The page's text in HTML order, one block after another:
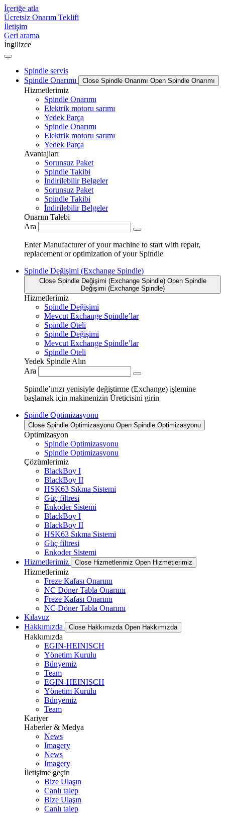
İçeriğe atla
Ücretsiz Onarım Teklifi
İletişim
Geri arama
İngilizce
Spindle servis
Spindle Onarımı
Close Spindle Onarımı Open Spindle Onarımı
Hizmetlerimiz
Spindle Onarımı
Elektrik motoru sarımı
Yedek Parça
Spindle Onarımı
Elektrik motoru sarımı
Yedek Parça
Avantajları
Sorunsuz Paket
Spindle Takibi
İndirilebilir Belgeler
Sorunsuz Paket
Spindle Takibi
İndirilebilir Belgeler
Onarım Talebi
Ara
Enter Manufacturer of your machine to start with repair,
replacement or optimization of your Spindle
Spindle Değişimi (Exchange Spindle)
Close Spindle Değişimi (Exchange Spindle) Open Spindle
Değişimi (Exchange Spindle)
Hizmetlerimiz
Spindle Değişimi
Mevcut Exchange Spindle’lar
Spindle Oteli
Spindle Değişimi
Mevcut Exchange Spindle’lar
Spindle Oteli
Yedek Spindle Alın
Ara
Spindle’ınızı yenisiyle değiştirme (Exchange) işlemine
başlamak için makinenizin Üreticisini girin
Spindle Optimizasyonu
Close Spindle Optimizasyonu Open Spindle Optimizasyonu
Optimizasyon
Spindle Optimizasyonu
Spindle Optimizasyonu
Çözümlerimiz
BlackBoy I
BlackBoy II
HSK63 Sıkma Sistemi
Güç filtresi
Enkoder Sistemi
BlackBoy I
BlackBoy II
HSK63 Sıkma Sistemi
Güç filtresi
Enkoder Sistemi
Hizmetlerimiz
Close Hizmetlerimiz Open Hizmetlerimiz
Hizmetlerimiz
Freze Kafası Onarımı
NC Döner Tabla Onarımı
Freze Kafası Onarımı
NC Döner Tabla Onarımı
Kılavuz
Hakkımızda
Close Hakkımızda Open Hakkımızda
Hakkımızda
EGIN-HEINISCH
Yönetim Kurulu
Bünyemiz
Team
EGIN-HEINISCH
Yönetim Kurulu
Bünyemiz
Team
Kariyer
Haberler & Medya
News
Imagery
News
Imagery
İletişime geçin
Bize Ulaşın
Canlı talep
Bize Ulaşın
Canlı talep